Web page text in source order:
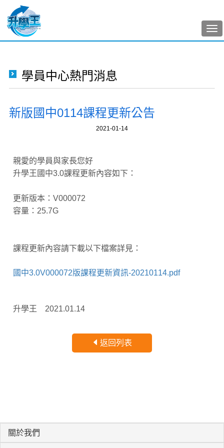
學員中心熱門消息
新版國中0114課程更新公告
2021-01-14
親愛的學員與家長您好
升學王國中3.0課程更新內容如下：
更新版本：V000072
容量：25.7G
課程更新內容請下載以下檔案詳見：
國中3.0V000072版課程更新資訊-20210114.pdf
升學王 2021.01.14
返回列表
關於我們